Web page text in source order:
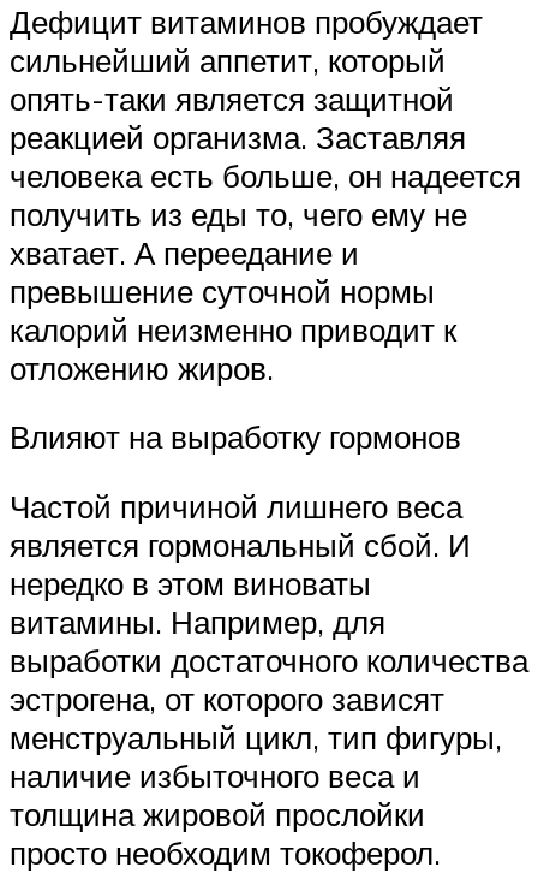
Дефицит витаминов пробуждает
сильнейший аппетит, который
опять-таки является защитной
реакцией организма. Заставляя
человека есть больше, он надеется
получить из еды то, чего ему не
хватает. А переедание и
превышение суточной нормы
калорий неизменно приводит к
отложению жиров.
Влияют на выработку гормонов
Частой причиной лишнего веса
является гормональный сбой. И
нередко в этом виноваты
витамины. Например, для
выработки достаточного количества
эстрогена, от которого зависят
менструальный цикл, тип фигуры,
наличие избыточного веса и
толщина жировой прослойки
просто необходим токоферол.